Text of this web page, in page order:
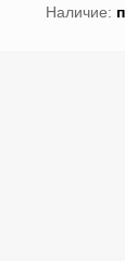
Наличие: